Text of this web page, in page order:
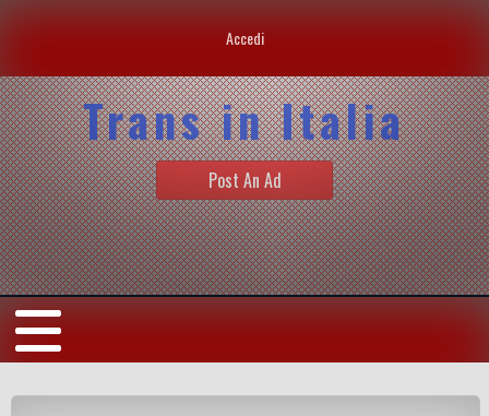
Accedi
Trans in Italia
Post An Ad